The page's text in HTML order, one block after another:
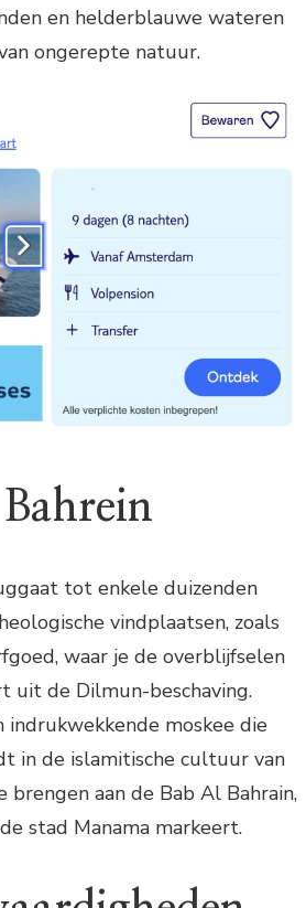
en helderblauwe wateren
ongerepte natuur.
tot enkele duizenden
vindplaatsen, zoals
waar je de overblijfselen
uit de Dilmun-beschaving.
indrukwekkende moskee die
in de islamitische cultuur van
aan de Bab Al Bahrain,
stad Manama markeert.